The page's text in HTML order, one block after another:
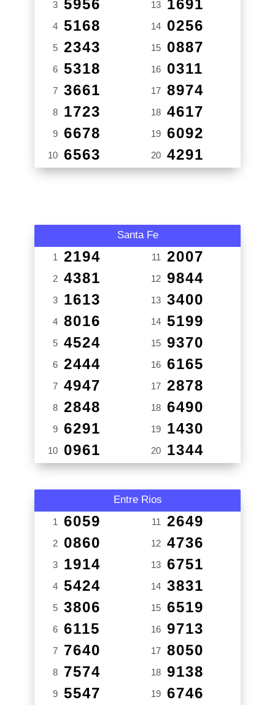
3 5956
4 5168
5 2343
6 5318
7 3661
8 1723
9 6678
10 6563
13 1691
14 0256
15 0887
16 0311
17 8974
18 4617
19 6092
20 4291
Santa Fe
1 2194
2 4381
3 1613
4 8016
5 4524
6 2444
7 4947
8 2848
9 6291
10 0961
11 2007
12 9844
13 3400
14 5199
15 9370
16 6165
17 2878
18 6490
19 1430
20 1344
Entre Rios
1 6059
2 0860
3 1914
4 5424
5 3806
6 6115
7 7640
8 7574
9 5547
11 2649
12 4736
13 6751
14 3831
15 6519
16 9713
17 8050
18 9138
19 6746